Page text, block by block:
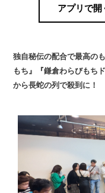
アプリで開
独自秘伝の配合で最高の
もち』『鎌倉わらびもち
から長蛇の列で殺到に！